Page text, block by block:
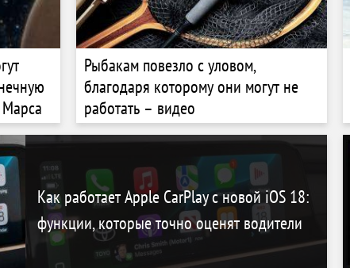
Рыбакам повезло с уловом,
благодаря которому они могут не
работать – видео
Как работает Apple CarPlay с новой iOS 18:
функции, которые точно оценят водители